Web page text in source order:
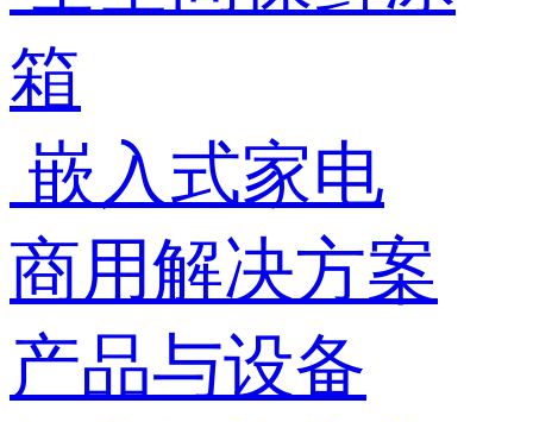
箱
嵌入式家电
商用解决方案
产品与设备